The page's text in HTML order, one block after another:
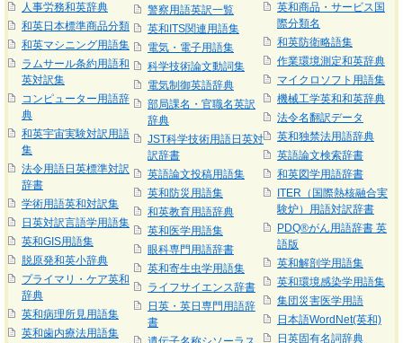
人事労務和英辞典
和英日本標準商品分類
和英マシニング用語集
ラムサール条約用語和
英対訳集
コンピューター用語辞
典
和英宇宙実験対訳用語
集
法令用語日英標準対訳
辞書
学術用語英和対訳集
日英対訳言語学用語集
英和GIS用語集
脱原発和英小辞典
プライマリ・ケア英和
辞典
英和病理所見用語集
英和歯内療法用語集
警察用語英訳一覧
英和ITS関連用語集
電気・電子用語集
科学技術論文動詞集
電気制御英語辞典
部局課名・官職名英訳
辞典
JST科学技術用語日英対
訳辞書
英語論文投稿用語集
英和防災用語集
和英教育用語辞典
英和医学用語集
眼科専門用語辞書
英和寄生虫学用語集
ライフサイエンス辞書
日英・英日専門用語辞
書
英和商品・サービス国
際分類名
和英防衛略語集
作業環境測定和英辞典
マイクロソフト用語集
機械工学英和和英辞典
法令名翻訳データ
英和独禁法用語辞典
英語論文検索辞書
和英図学用語辞書
ITER（国際熱核融合実
験炉）用語対訳辞書
PDQ®がん用語辞書 英
語版
英和解剖学用語集
英和環境感染学用語集
集団災害医学用語
日本語WordNet(英和)
日英固有名詞辞典